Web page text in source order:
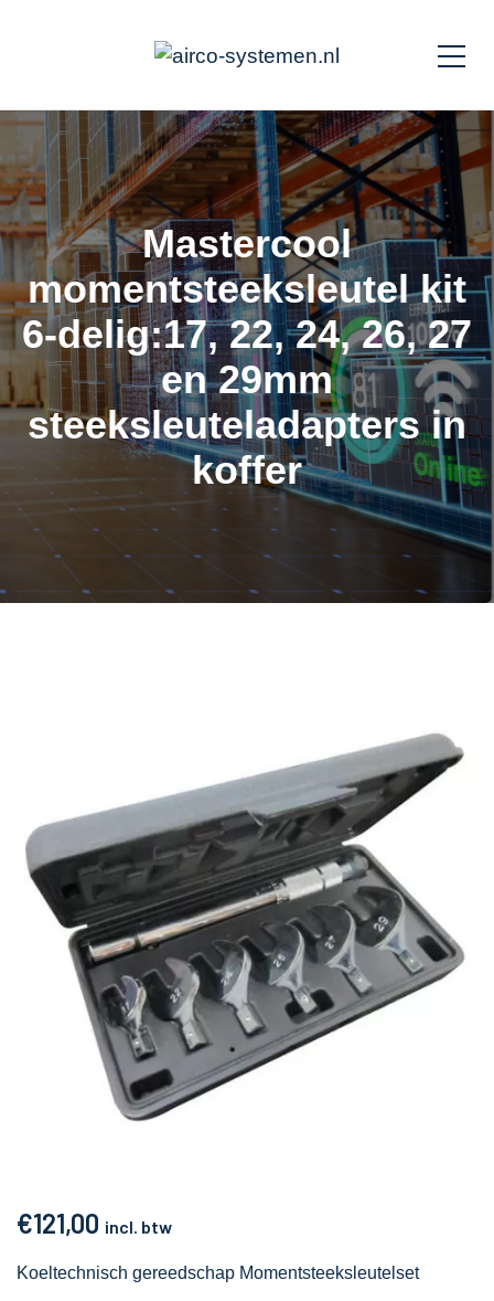
Mastercool
momentsteeksleutel kit
6-delig:17, 22, 24, 26, 27
en 29mm
steeksleuteladapters in
koffer
€121,00 incl. btw
Koeltechnisch gereedschap Momentsteeksleutelset